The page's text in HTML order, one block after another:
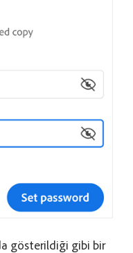
gösterildiği gibi bir